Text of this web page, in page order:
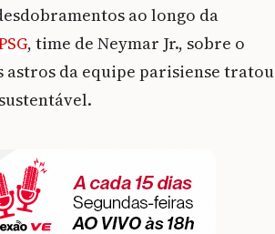
ao longo da
, time de Neymar Jr., sobre o
astros da equipe parisiense tratou